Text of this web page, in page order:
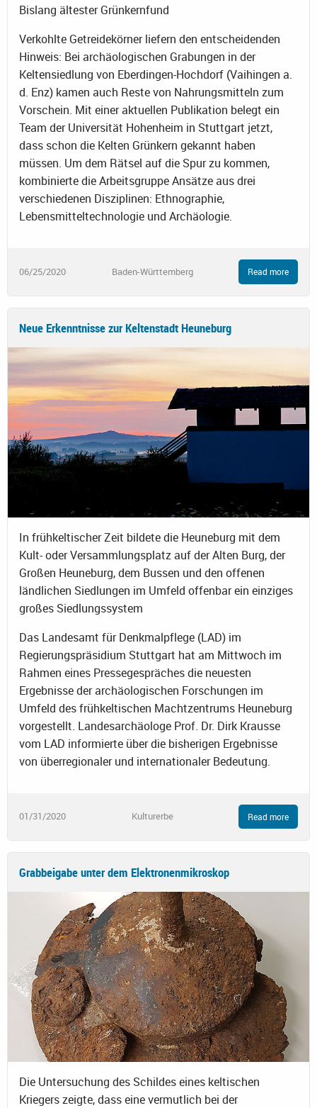
Bislang ältester Grünkernfund
Verkohlte Getreidekörner liefern den entscheidenden
Hinweis: Bei archäologischen Grabungen in der
Keltensiedlung von Eberdingen-Hochdorf (Vaihingen a.
d. Enz) kamen auch Reste von Nahrungsmitteln zum
Vorschein. Mit einer aktuellen Publikation belegt ein
Team der Universität Hohenheim in Stuttgart jetzt,
dass schon die Kelten Grünkern gekannt haben
müssen. Um dem Rätsel auf die Spur zu kommen,
kombinierte die Arbeitsgruppe Ansätze aus drei
verschiedenen Disziplinen: Ethnographie,
Lebensmitteltechnologie und Archäologie.
06/25/2020 Baden-Württemberg Read more
Neue Erkenntnisse zur Keltenstadt Heuneburg
In frühkeltischer Zeit bildete die Heuneburg mit dem
Kult- oder Versammlungsplatz auf der Alten Burg, der
Großen Heuneburg, dem Bussen und den offenen
ländlichen Siedlungen im Umfeld offenbar ein einziges
großes Siedlungssystem
​Das Landesamt für Denkmalpflege (LAD) im
Regierungspräsidium Stuttgart hat am Mittwoch im
Rahmen eines Pressegespräches die neuesten
Ergebnisse der archäologischen Forschungen im
Umfeld des frühkeltischen Machtzentrums Heuneburg
vorgestellt. Landesarchäologe Prof. Dr. Dirk Krausse
vom LAD informierte über die bisherigen Ergebnisse
von überregionaler und internationaler Bedeutung.
01/31/2020 Kulturerbe Read more
Grabbeigabe unter dem Elektronenmikroskop
Die Untersuchung des Schildes eines keltischen
Kriegers zeigte, dass eine vermutlich bei der